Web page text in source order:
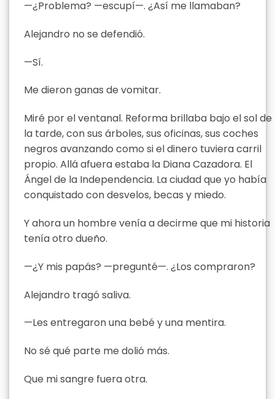
—¿Problema? —escupí—. ¿Así me llamaban?
Alejandro no se defendió.
—Sí.
Me dieron ganas de vomitar.
Miré por el ventanal. Reforma brillaba bajo el sol de
la tarde, con sus árboles, sus oficinas, sus coches
negros avanzando como si el dinero tuviera carril
propio. Allá afuera estaba la Diana Cazadora. El
Ángel de la Independencia. La ciudad que yo había
conquistado con desvelos, becas y miedo.
Y ahora un hombre venía a decirme que mi historia
tenía otro dueño.
—¿Y mis papás? —pregunté—. ¿Los compraron?
Alejandro tragó saliva.
—Les entregaron una bebé y una mentira.
No sé qué parte me dolió más.
Que mi sangre fuera otra.